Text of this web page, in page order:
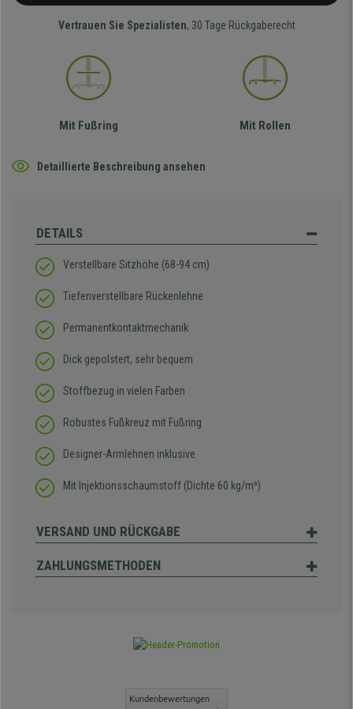
Vertrauen Sie Spezialisten, 30 Tage Rückgaberecht
Mit Fußring Mit Rollen
Detaillierte Beschreibung ansehen
DETAILS
Verstellbare Sitzhöhe (68-94 cm)
Tiefenverstellbare Rückenlehne
Permanentkontaktmechanik
Dick gepolstert, sehr bequem
Stoffbezug in vielen Farben
Robustes Fußkreuz mit Fußring
Designer-Armlehnen inklusive
Mit Injektionsschaumstoff (Dichte 60 kg/m³)
VERSAND UND RÜCKGABE
ZAHLUNGSMETHODEN
Kundenbewertungen